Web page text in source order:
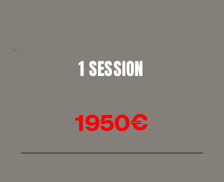
1 SESSION
1950€